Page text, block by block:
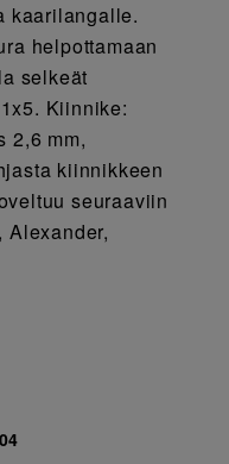
kaarilangalle.
helpottamaan
selkeät
Kiinnike:
2,6 mm,
kiinnikkeen
seuraaviin